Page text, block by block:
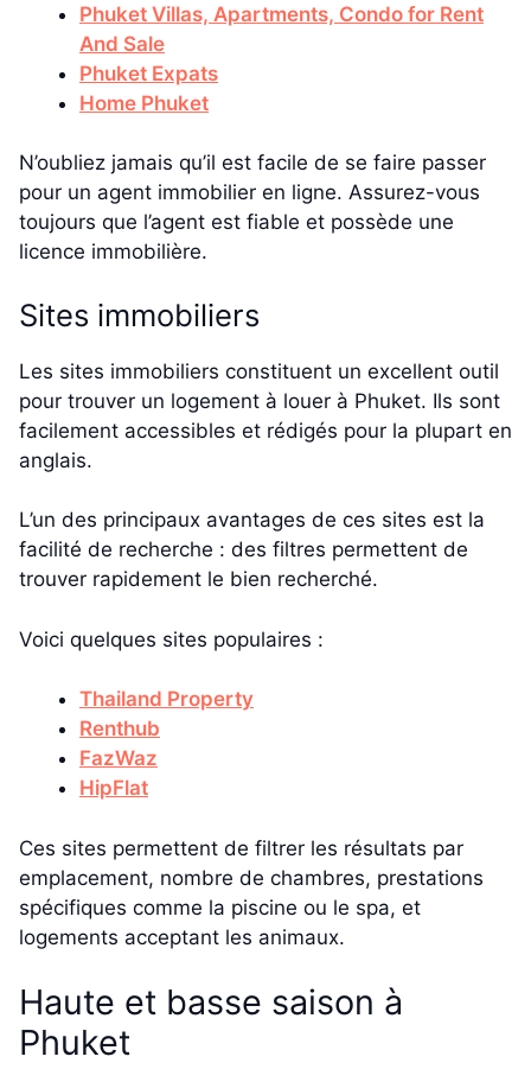
Phuket Villas, Apartments, Condo for Rent
And Sale
Phuket Expats
Home Phuket
N’oubliez jamais qu’il est facile de se faire passer
pour un agent immobilier en ligne. Assurez-vous
toujours que l’agent est fiable et possède une
licence immobilière.
Sites immobiliers
Les sites immobiliers constituent un excellent outil
pour trouver un logement à louer à Phuket. Ils sont
facilement accessibles et rédigés pour la plupart en
anglais.
L’un des principaux avantages de ces sites est la
facilité de recherche : des filtres permettent de
trouver rapidement le bien recherché.
Voici quelques sites populaires :
Thailand Property
Renthub
FazWaz
HipFlat
Ces sites permettent de filtrer les résultats par
emplacement, nombre de chambres, prestations
spécifiques comme la piscine ou le spa, et
logements acceptant les animaux.
Haute et basse saison à
Phuket